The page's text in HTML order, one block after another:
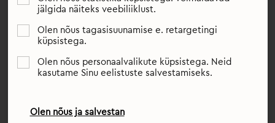
saadaksid teid terve elu.
jälgida näiteks veebiliiklust.
Olen nõus tagasisuunamise e. retargetingi
küpsistega.
Olen nõus personaalvalikute küpsistega. Neid
kasutame Sinu eelistuste salvestamiseks.
Olen nõus ja salvestan